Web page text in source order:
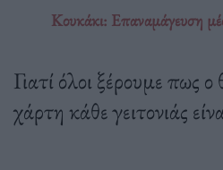
Κουκάκι: Επαναμάγευση
Γιατί όλοι ξέρουμε πως
χάρτη κάθε γειτονιάς